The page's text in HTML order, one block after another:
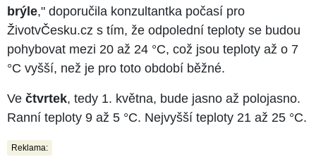
brýle," doporučila konzultantka počasí pro
ŽivotvČesku.cz s tím, že odpolední teploty se budou
pohybovat mezi 20 až 24 °C, což jsou teploty až o 7
°C vyšší, než je pro toto období běžné.
Ve čtvrtek, tedy 1. května, bude jasno až polojasno.
Ranní teploty 9 až 5 °C. Nejvyšší teploty 21 až 25 °C.
Reklama: